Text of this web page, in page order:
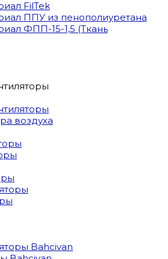
FilTek
ППУ из пенополиуретана
ФПП-15-1,5 (Ткань
воздуха
Bahcivan